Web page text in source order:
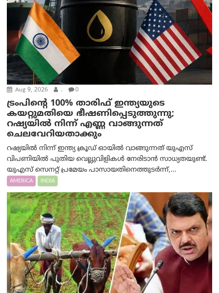
Aug 9, 2026 . 0
ട്രം‌പിന്റെ 100% താരിഫ് ഇന്ത്യയുടെ
കയറ്റുമതിയെ ഭീഷണിപ്പെടുത്തുന്നു;
റഷ്യയിൽ നിന്ന് എണ്ണ വാങ്ങുന്നത്
ചെലവേറിയതാക്കും
റഷ്യയിൽ നിന്ന് ഇന്ത്യ ക്രൂഡ് ഓയിൽ വാങ്ങുന്നത് യുഎസ്
വിപണിയിൽ പുതിയ വെല്ലുവിളികൾ നേരിടാൻ സാധ്യതയുണ്ട്.
യുഎസ് സെനറ്റ് പ്രമേയം പാസായതിനെത്തുടർന്ന്,...
AMERICA INDIA